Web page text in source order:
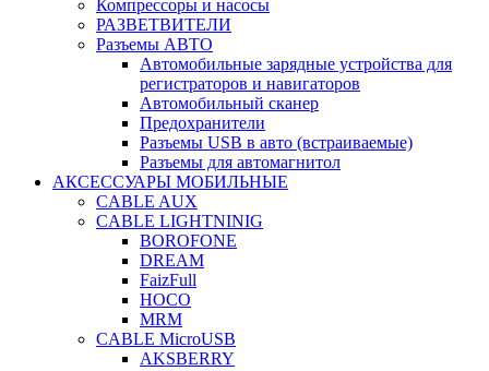
Компрессоры и насосы
РАЗВЕТВИТЕЛИ
Разъемы АВТО
Автомобильные зарядные устройства для
регистраторов и навигаторов
Автомобильный сканер
Предохранители
Разъемы USB в авто (встраиваемые)
Разъемы для автомагнитол
АКСЕССУАРЫ МОБИЛЬНЫЕ
CABLE AUX
CABLE LIGHTNINIG
BOROFONE
DREAM
FaizFull
HOCO
MRM
CABLE MicroUSB
AKSBERRY